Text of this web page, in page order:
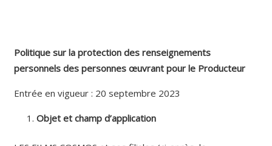
Politique sur la protection des renseignements
personnels des personnes œuvrant pour le Producteur
Entrée en vigueur : 20 septembre 2023
Objet et champ d’application